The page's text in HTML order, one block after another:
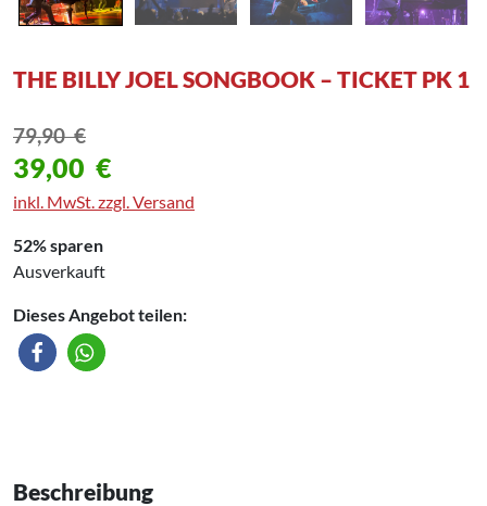
THE BILLY JOEL SONGBOOK – TICKET PK 1
79,90€
39,00 €
inkl. MwSt. zzgl. Versand
52% sparen
Ausverkauft
Dieses Angebot teilen:
Beschreibung